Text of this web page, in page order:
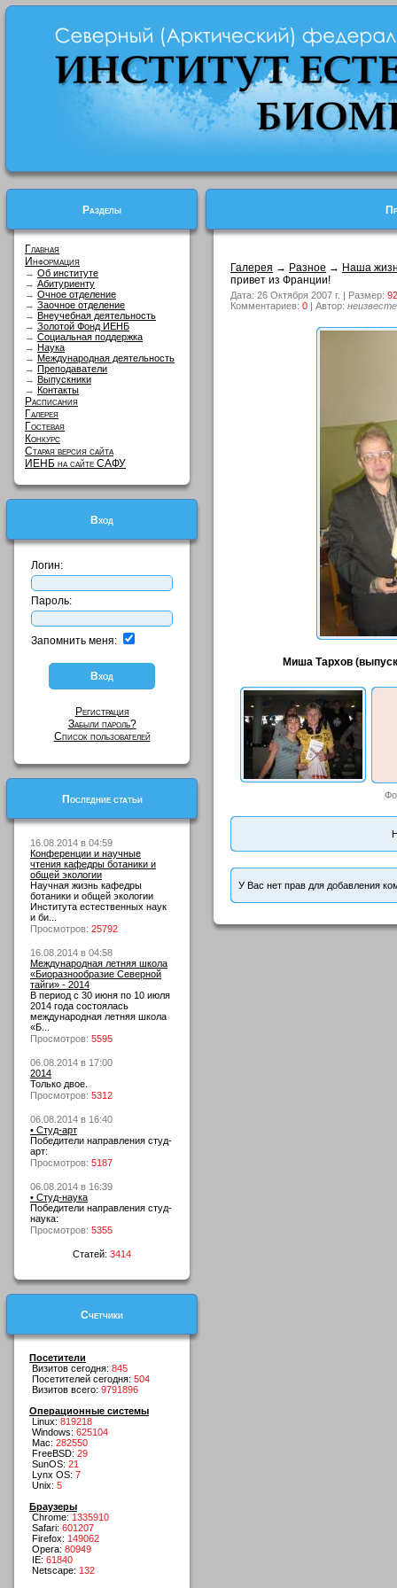
Разделы
Главная
Информация
→ Об институте
→ Абитуриенту
→ Очное отделение
→ Заочное отделение
→ Внеучебная деятельность
→ Золотой Фонд ИЕНБ
→ Социальная поддержка
→ Наука
→ Международная деятельность
→ Преподаватели
→ Выпускники
→ Контакты
Расписания
Галерея
Гостевая
Конкурс
Старая версия сайта
ИЕНБ на сайте САФУ
Вход
Логин:
Пароль:
Запомнить меня:
Регистрация
Забыли пароль?
Список пользователей
Последние статьи
16.08.2014 в 04:59
Конференции и научные
чтения кафедры ботаники и
общей экологии
Научная жизнь кафедры
ботаники и общей экологии
Института естественных наук
и би...
Просмотров: 25792
16.08.2014 в 04:58
Международная летняя школа
«Биоразнообразие Северной
тайги» - 2014
В период с 30 июня по 10 июля
2014 года состоялась
международная летняя школа
«Б...
Просмотров: 5595
06.08.2014 в 17:00
2014
Только двое.
Просмотров: 5312
06.08.2014 в 16:40
• Студ-арт
Победители направления студ-
арт:
Просмотров: 5187
06.08.2014 в 16:39
• Студ-наука
Победители направления студ-
наука:
Просмотров: 5355
Статей: 3414
Счетчики
Посетители
Визитов сегодня: 845
Посетителей сегодня: 504
Визитов всего: 9791896
Операционные системы
Linux: 819218
Windows: 625104
Mac: 282550
FreeBSD: 29
SunOS: 21
Lynx OS: 7
Unix: 5
Браузеры
Chrome: 1335910
Safari: 601207
Firefox: 149062
Opera: 80949
IE: 61840
Netscape: 132
Галерея → Разное → Наша
привет из Франции!
Дата: 26 Октября 2007 г. | Размер:
Комментариев: 0 | Автор:
Миша Тархов
У Вас нет прав для добавления